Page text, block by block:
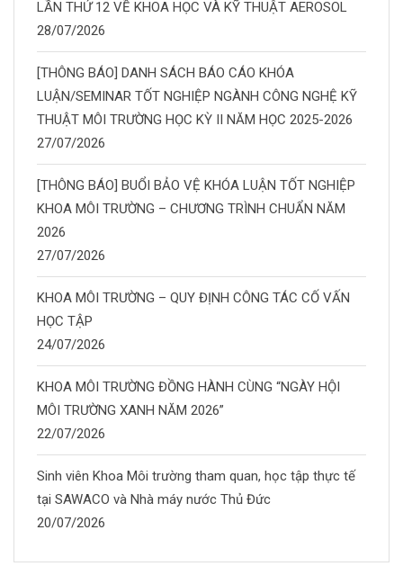
LẦN THỨ 12 VỀ KHOA HỌC VÀ KỸ THUẬT AEROSOL
28/07/2026
[THÔNG BÁO] DANH SÁCH BÁO CÁO KHÓA
LUẬN/SEMINAR TỐT NGHIỆP NGÀNH CÔNG NGHỆ KỸ
THUẬT MÔI TRƯỜNG HỌC KỲ II NĂM HỌC 2025-2026
27/07/2026
[THÔNG BÁO] BUỔI BẢO VỆ KHÓA LUẬN TỐT NGHIỆP
KHOA MÔI TRƯỜNG – CHƯƠNG TRÌNH CHUẨN NĂM
2026
27/07/2026
KHOA MÔI TRƯỜNG – QUY ĐỊNH CÔNG TÁC CỐ VẤN
HỌC TẬP
24/07/2026
KHOA MÔI TRƯỜNG ĐỒNG HÀNH CÙNG “NGÀY HỘI
MÔI TRƯỜNG XANH NĂM 2026”
22/07/2026
Sinh viên Khoa Môi trường tham quan, học tập thực tế
tại SAWACO và Nhà máy nước Thủ Đức
20/07/2026